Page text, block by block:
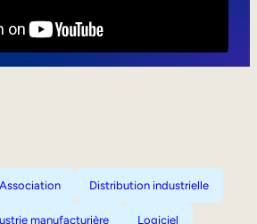
Association Distribution industrielle
manufacturière Logiciel